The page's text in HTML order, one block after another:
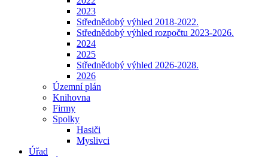
2023
Střednědobý výhled 2018-2022.
Střednědobý výhled rozpočtu 2023-2026.
2024
2025
Střednědobý výhled 2026-2028.
2026
Územní plán
Knihovna
Firmy
Spolky
Hasiči
Myslivci
Úřad